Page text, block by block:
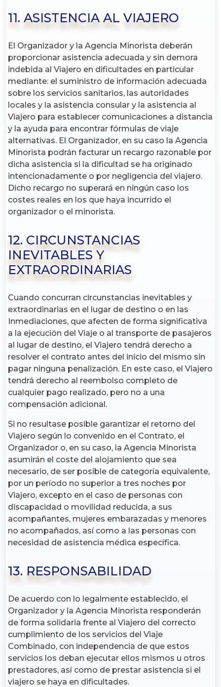
11. ASISTENCIA AL VIAJERO
El Organizador y la Agencia Minorista deberán
proporcionar asistencia adecuada y sin demora
indebida al Viajero en dificultades en particular
mediante: el suministro de información adecuada
sobre los servicios sanitarios, las autoridades
locales y la asistencia consular y la asistencia al
Viajero para establecer comunicaciones a distancia
y la ayuda para encontrar fórmulas de viaje
alternativas. El Organizador, en su caso la Agencia
Minorista podrán facturar un recargo razonable por
dicha asistencia si la dificultad se ha originado
intencionadamente o por negligencia del viajero.
Dicho recargo no superará en ningún caso los
costes reales en los que haya incurrido el
organizador o el minorista.
12. CIRCUNSTANCIAS
INEVITABLES Y
EXTRAORDINARIAS
Cuando concurran circunstancias inevitables y
extraordinarias en el lugar de destino o en las
Inmediaciones, que afecten de forma significativa
a la ejecución del Viaje o al transporte de pasajeros
al lugar de destino, el Viajero tendrá derecho a
resolver el contrato antes del inicio del mismo sin
pagar ninguna penalización. En este caso, el Viajero
tendrá derecho al reembolso completo de
cualquier pago realizado, pero no a una
compensación adicional.
Si no resultase posible garantizar el retorno del
Viajero según lo convenido en el Contrato, el
Organizador o, en su caso, la Agencia Minorista
asumirán el coste del alojamiento que sea
necesario, de ser posible de categoría equivalente,
por un período no superior a tres noches por
Viajero, excepto en el caso de personas con
discapacidad o movilidad reducida, a sus
acompañantes, mujeres embarazadas y menores
no acompañados, así como a las personas con
necesidad de asistencia médica específica.
13. RESPONSABILIDAD
De acuerdo con lo legalmente establecido, el
Organizador y la Agencia Minorista responderán
de forma solidaria frente al Viajero del correcto
cumplimiento de los servicios del Viaje
Combinado, con independencia de que estos
servicios los deban ejecutar ellos mismos u otros
prestadores, así como de prestar asistencia si el
viajero se haya en dificultades.